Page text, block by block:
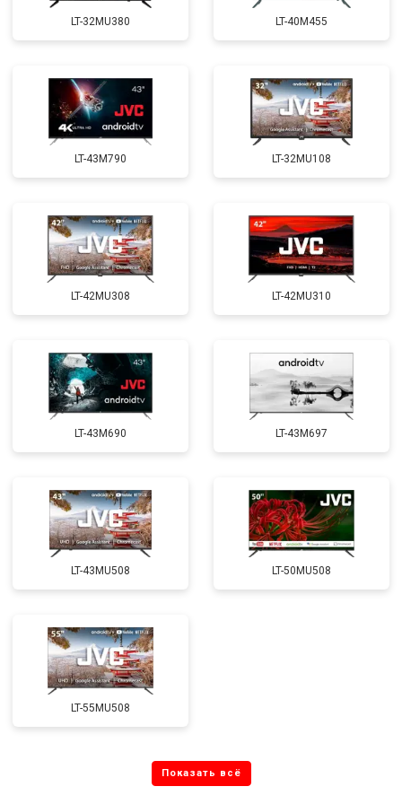
LT-32MU380 LT-40M455
LT-43M790 LT-32MU108
LT-42MU308 LT-42MU310
LT-43M690 LT-43M697
LT-43MU508 LT-50MU508
LT-55MU508